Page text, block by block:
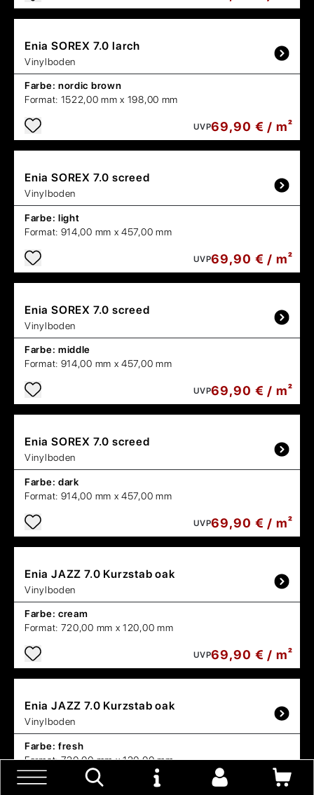
Enia SOREX 7.0 larch
Vinylboden
Farbe: nordic brown
Format: 1522,00 mm x 198,00 mm
UVP69,90 € / m²
Enia SOREX 7.0 screed
Vinylboden
Farbe: light
Format: 914,00 mm x 457,00 mm
UVP69,90 € / m²
Enia SOREX 7.0 screed
Vinylboden
Farbe: middle
Format: 914,00 mm x 457,00 mm
UVP69,90 € / m²
Enia SOREX 7.0 screed
Vinylboden
Farbe: dark
Format: 914,00 mm x 457,00 mm
UVP69,90 € / m²
Enia JAZZ 7.0 Kurzstab oak
Vinylboden
Farbe: cream
Format: 720,00 mm x 120,00 mm
UVP69,90 € / m²
Enia JAZZ 7.0 Kurzstab oak
Vinylboden
Farbe: fresh
Format:720,00 mm x 120,00 mm
69,90 € / m²